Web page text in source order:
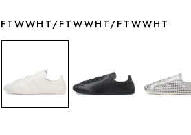
FTWWHT/FTWWHT/FTWWHT